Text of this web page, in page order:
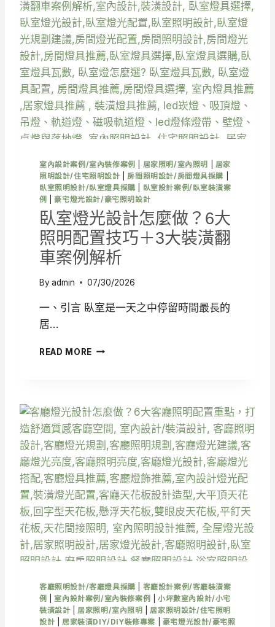
怎
麼
做
？
5
大
明
配
置
重
，
打
造
高
質
感
廚
房
空
室內設計案例/室內裝修案例 居家照明/室內照明
居家
照明設計/住宅照明設計 |房間照明設計/房間燈具採購
臥室照明設計/臥室燈具採購
臥室設計案例/臥室裝潢案
例
|豪宅燈光設計/豪宅照明設計
臥室燈光設計怎麼做？6大
照明配置技巧＋3大裝潢翻
車案例解析
Byadmin 07/30/2026
一、引言 臥室是一天之中停留時間最長的
居…
READ MORE 臥
計
怎
麼
做
？
6
大
照
明
配
置
技
＋
3
大
裝
客廳照明設計/客廳燈具採購
客廳設計案例/客廳裝潢案
例 |室內設計案例/室內裝修案例
小坪數室內設計/小宅
裝潢設計
居家照明/室內照明
居家照明設計/住宅照明
設計
居家裝潢DIY/DIY裝修專案
豪宅燈光設計/豪宅照